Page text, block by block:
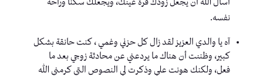
أسال الله أن يجعل زودك قرة عينك، ويجعلك سكنا وراحة
نفسه.
آه يا والدي العزيز لقد زال كل حزني وغمي ، كنت حانقة بشكل
كبير، وظننت أن هناك ما يردعني عن محادثة زوجي بعد ما
فعل، ولكنك هونت علي وذكرت لي النصوص التي كرمني الله